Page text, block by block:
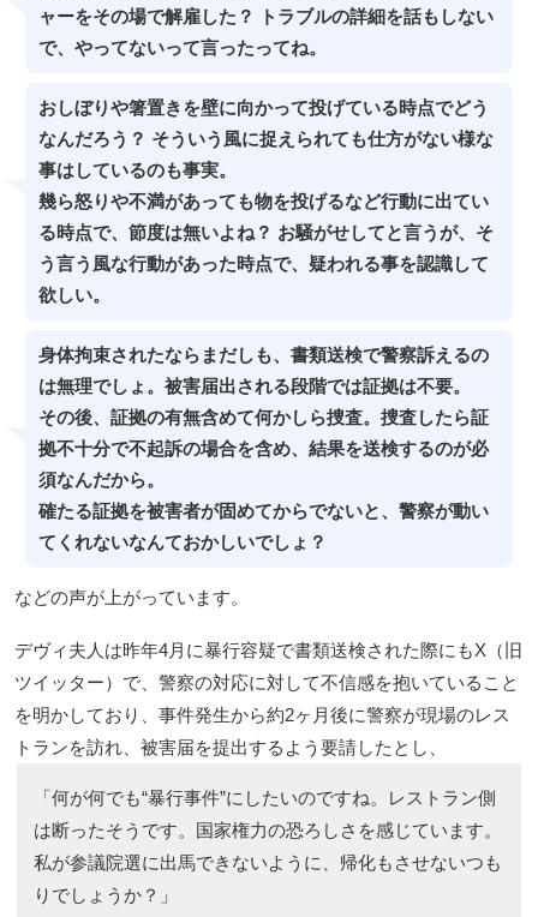
ャーをその場で解雇した？ トラブルの詳細を話もしない
で、やってないって言ったってね。
おしぼりや箸置きを壁に向かって投げている時点でどう
なんだろう？ そういう風に捉えられても仕方がない様な
事はしているのも事実。
幾ら怒りや不満があっても物を投げるなど行動に出てい
る時点で、節度は無いよね？ お騒がせしてと言うが、そ
う言う風な行動があった時点で、疑われる事を認識して
欲しい。
身体拘束されたならまだしも、書類送検で警察訴えるの
は無理でしょ。被害届出される段階では証拠は不要。
その後、証拠の有無含めて何かしら捜査。捜査したら証
拠不十分で不起訴の場合を含め、結果を送検するのが必
須なんだから。
確たる証拠を被害者が固めてからでないと、警察が動い
てくれないなんておかしいでしょ？
などの声が上がっています。
デヴィ夫人は昨年4月に暴行容疑で書類送検された際にもX（旧
ツイッター）で、警察の対応に対して不信感を抱いていること
を明かしており、事件発生から約2ヶ月後に警察が現場のレス
トランを訪れ、被害届を提出するよう要請したとし、
「何が何でも“暴行事件”にしたいのですね。レストラン側
は断ったそうです。国家権力の恐ろしさを感じています。
私が参議院選に出馬できないように、帰化もさせないつも
りでしょうか？」